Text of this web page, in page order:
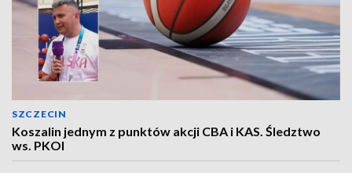
SZCZECIN
Koszalin jednym z punktów akcji CBA i KAS. Śledztwo
ws. PKOl